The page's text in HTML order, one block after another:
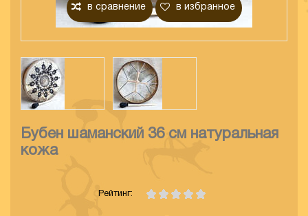
в сравнение в избранное
Бубен шаманский 36 см натуральная
кожа
Рейтинг: